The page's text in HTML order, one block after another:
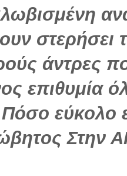
στερήσει
άντρες
επιθυμία
εύκολο
Στην